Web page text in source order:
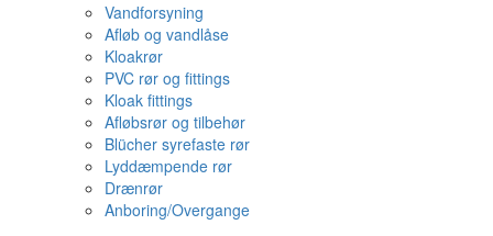
Vandforsyning
Afløb og vandlåse
Kloakrør
PVC rør og fittings
Kloak fittings
Afløbsrør og tilbehør
Blücher syrefaste rør
Lyddæmpende rør
Drænrør
Anboring/Overgange